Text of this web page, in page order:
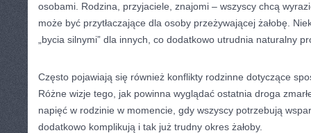
osobami. Rodzina, przyjaciele, znajomi – wszyscy chcą
może być przytłaczające dla osoby przeżywającej żałobę.
„bycia silnymi” dla innych, co dodatkowo utrudnia naturalny
Często pojawiają się również konflikty rodzinne dotyczące
Różne wizje tego, jak powinna wyglądać ostatnia droga
napięć w rodzinie w momencie, gdy wszyscy potrzebują
dodatkowo komplikują i tak już trudny okres żałoby.